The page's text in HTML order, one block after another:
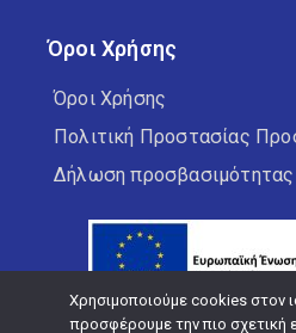
Όροι Χρήσης
Όροι Χρήσης
Πολιτική Προστασίας
Δήλωση προσβασιμότητας
Χρησιμοποιούμε cookies στον
προσφέρουμε την πιο σχετική